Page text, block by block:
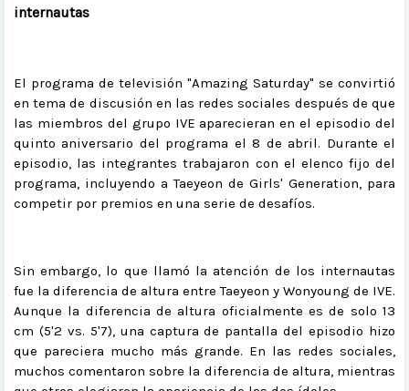
internautas
El programa de televisión "Amazing Saturday" se convirtió
en tema de discusión en las redes sociales después de que
las miembros del grupo IVE aparecieran en el episodio del
quinto aniversario del programa el 8 de abril. Durante el
episodio, las integrantes trabajaron con el elenco fijo del
programa, incluyendo a Taeyeon de Girls' Generation, para
competir por premios en una serie de desafíos.
Sin embargo, lo que llamó la atención de los internautas
fue la diferencia de altura entre Taeyeon y Wonyoung de IVE.
Aunque la diferencia de altura oficialmente es de solo 13
cm (5'2 vs. 5'7), una captura de pantalla del episodio hizo
que pareciera mucho más grande. En las redes sociales,
muchos comentaron sobre la diferencia de altura, mientras